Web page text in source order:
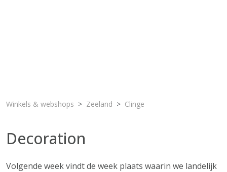
Winkels & webshops Zeeland Clinge
Decoration
Volgende week vindt de week plaats waarin we landelijk